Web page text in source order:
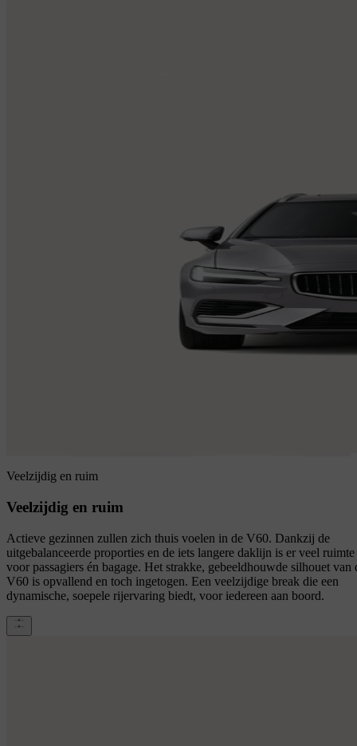
Veelzijdig en ruim
Veelzijdig en ruim
Actieve gezinnen zullen zich thuis voelen in de V60. Dankzij de
uitgebalanceerde proporties en de iets langere daklijn is er veel ruimte
voor passagiers én bagage. Het strakke, gebeeldhouwde silhouet van
V60 is opvallend en toch ingetogen. Een veelzijdige break die een
dynamische, soepele rijervaring biedt, voor iedereen aan boord.